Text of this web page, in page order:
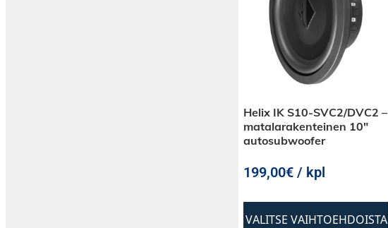
Helix IK S10-SVC2/DVC2 –
matalarakenteinen 10″
autosubwoofer
199,00€ / kpl
VALITSE VAIHTOEHDOISTA